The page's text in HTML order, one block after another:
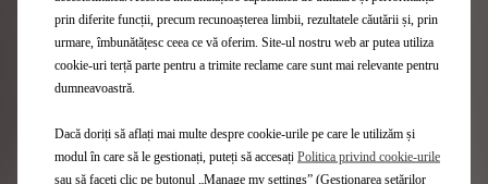
Acum avem câteva săptămâni de pregătire pe simulator
și activități media înainte de a merge la prima cursă
din Diriyah pe 22 noiembrie.”
pornesc cu dreptul la bordul noului DS E-TENSE FE20 pe
parcursul ultimelor două zile aici, în Valencia.
prin diferite funcții, precum recunoașterea limbii, rezultatele căutării și, prin
urmare, îmbunătățesc ceea ce vă oferim. Site-ul nostru web ar putea utiliza
cookie-uri terță parte pentru a trimite reclame care sunt mai relevante pentru
dumneavoastră.
Dacă doriți să aflați mai multe despre cookie-urile pe care le utilizăm și
modul în care să le gestionați, puteți să accesați Politica privind cookie-urile
sau să faceți clic pe butonul „Manage my settings” (Gestionarea setărilor